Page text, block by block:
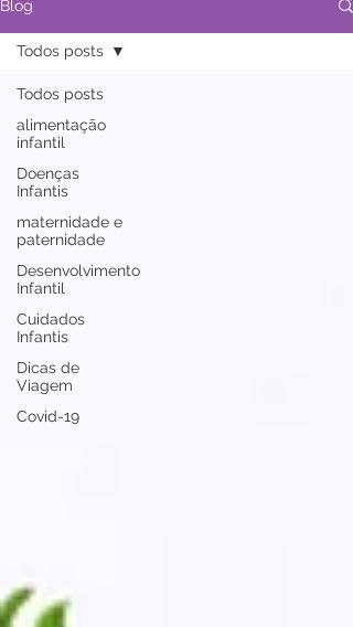
Blog
Todos posts
alimentação
infantil
Doenças
Infantis
maternidade e
paternidade
Desenvolvimento
Infantil
Cuidados
Infantis
Dicas de
Viagem
Covid-19
Todos posts